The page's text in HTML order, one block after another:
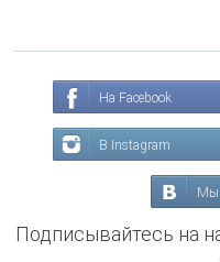
На Facebook
В Instagram
Мы
Подписывайтесь на